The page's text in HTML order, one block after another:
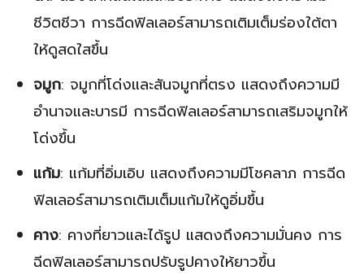
ชีวิตชีวา การฉีดฟิลเลอร์สามารถเติมเต็มร่องใต้ตา
ให้ดูสดใสขึ้น
จมูก: จมูกที่โด่งและสันจมูกที่ตรง แสดงถึงความมี
อำนาจและบารมี การฉีดฟิลเลอร์สามารถเสริมจมูกให้
โด่งขึ้น
แก้ม: แก้มที่อิ่มเอิบ แสดงถึงความมีโชคลาภ การฉีด
ฟิลเลอร์สามารถเติมเต็มแก้มให้ดูอิ่มขึ้น
คาง: คางที่ยาวและได้รูป แสดงถึงความมั่นคง การ
ฉีดฟิลเลอร์สามารถปรับรูปคางให้ยาวขึ้น